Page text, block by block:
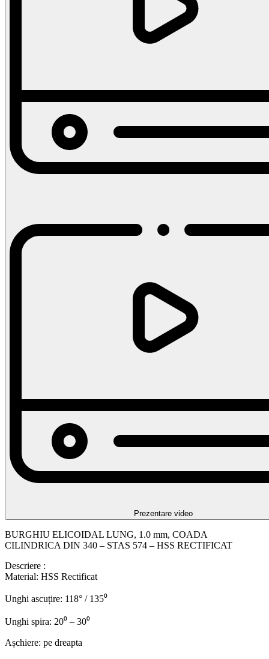
Prezentare video
BURGHIU ELICOIDAL LUNG, 1.0 mm, COADA
CILINDRICA DIN 340 – STAS 574 – HSS RECTIFICAT
Descriere :
Material: HSS Rectificat
Unghi ascuțire: 118° / 135⁰
Unghi spira: 20⁰ – 30⁰
Așchiere: pe dreapta